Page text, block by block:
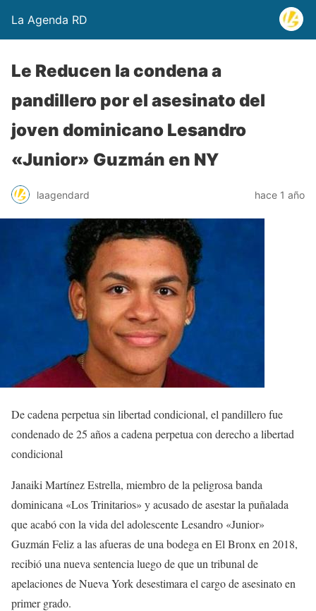
La Agenda RD
Le Reducen la condena a
pandillero por el asesinato del
joven dominicano Lesandro
«Junior» Guzmán en NY
laagendard hace 1 año
De cadena perpetua sin libertad condicional, el pandillero fue
condenado de 25 años a cadena perpetua con derecho a libertad
condicional
Janaiki Martínez Estrella, miembro de la peligrosa banda
dominicana «Los Trinitarios» y acusado de asestar la puñalada
que acabó con la vida del adolescente Lesandro «Junior»
Guzmán Feliz a las afueras de una bodega en El Bronx en 2018,
recibió una nueva sentencia luego de que un tribunal de
apelaciones de Nueva York desestimara el cargo de asesinato en
primer grado.